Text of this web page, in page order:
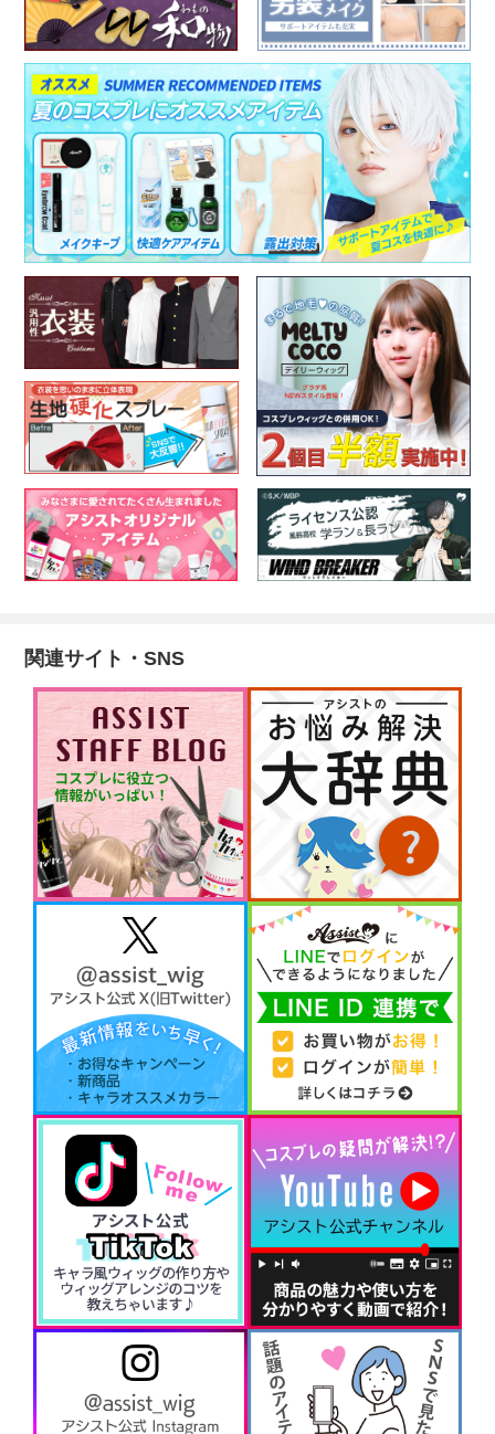
関連サイト・SNS